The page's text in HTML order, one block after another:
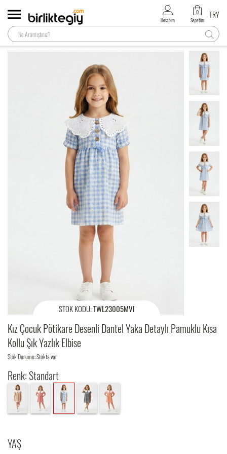
Hesabım
0
Sepetim
TRY
STOK KODU:TWL23005MVI
Kız Çocuk Pötikare Desenli Dantel Yaka Detaylı Pamuklu Kısa
Kollu Şık Yazlık Elbise
Stok Durumu: Stokta var
Renk: Standart
YAŞ